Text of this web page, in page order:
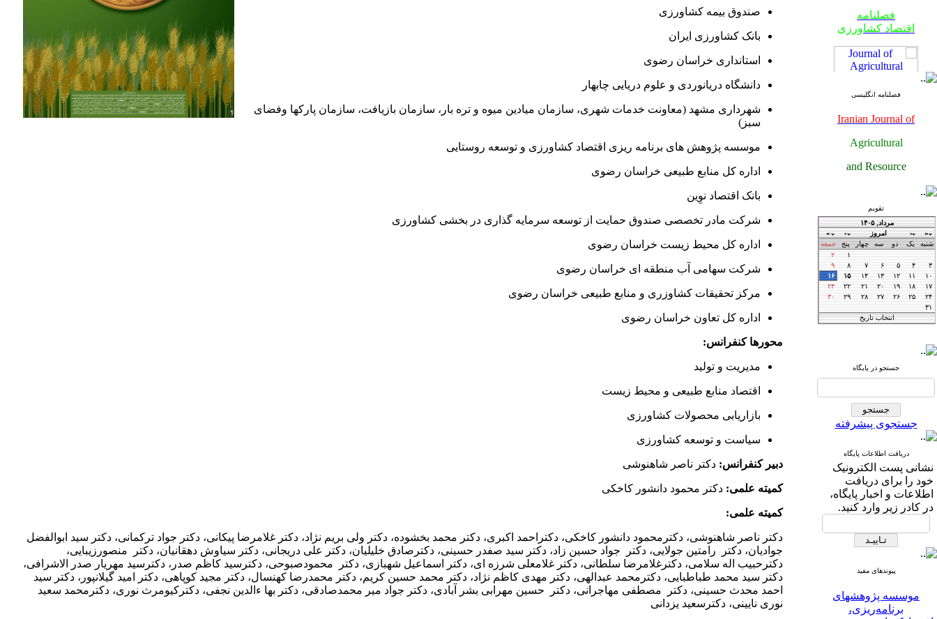
فصلنامه
اقتصاد کشاورزی
اقتصاد کشاورزی
فصلنامه
اقتصاد کشاورزی
فصلنامه
فصلنامه انگلیسی
Iranian Journal of
Agricultural
and Resource
Agricultural
Economics
he International Journal of
Agricultural Managment
and Development
IJAMAD
تقویم
جستجو در پایگاه
جستجوی پیشرفته
دریافت اطلاعات پایگاه
نشانی پست الکترونیک
خود را برای دریافت
اطلاعات و اخبار پایگاه،
در کادر زیر وارد کنید.
پیوندهای مفید
موسسه پژوهشهای
برنامه‌ریزی،
اقتصاد‌کشاورزی و توسعه
صندوق بیمه کشاورزی
بانک کشاورزی ایران
استانداری خراسان رضوی
دانشگاه دریانوردی و علوم دریایی چابهار
شهرداری مشهد (معاونت خدمات شهری، سازمان میادین میوه و تره بار، سازمان بازیافت، سازمان پارکها وفضای
سبز)
موسسه پژوهش های برنامه ریزی اقتصاد کشاورزی و توسعه روستایی
اداره کل منابع طبیعی خراسان رضوی
بانک اقتصاد نوِین
شرکت مادر تخصصی صندوق حمایت از توسعه سرمایه گذاری در بخشی کشاورزی
اداره کل محیط زیست خراسان رضوی
شرکت سهامی آب منطقه ای خراسان رضوی
مرکز تحقیقات کشاوزری و منابع طبیعی خراسان رضوی
اداره کل تعاون خراسان رضوی
محورها کنفرانس:
مدیریت و تولید
اقتصاد منابع طبیعی و محیط زیست
بازاریابی محصولات کشاورزی
سیاست و توسعه کشاورزی
دبیرکنفرانس: دکتر ناصر شاهنوشی
کمیته علمی: دکتر محمود دانشور کاخکی
کمیته علمی:
دکتر ناصر شاهنوشی، دکترمحمود دانشور کاخکی، دکتراحمد اکبری، دکتر محمد بخشوده، دکتر ولی بریم نژاد، دکتر غلامرضا پیکانی، دکتر جواد ترکمانی، دکتر سید ابوالفضل
جوادیان، دکتر رامتین جولایی، دکتر جواد حسین زاد، دکتر سید صفدر حسینی، دکترصادق خلیلیان، دکتر علی دریجانی، دکتر سیاوش دهقانیان، دکتر منصورزیبایی،
دکترحبیب اله سلامی، دکترغلامرضا سلطانی، دکتر غلامعلی شرزه ای، دکتر اسماعیل شهبازی، دکتر محمودصبوحی، دکترسید کاظم صدر، دکترسید مهریار صدر الاشرافی،
دکتر سید محمد طباطبایی، دکترمحمد عبدالهی، دکتر مهدی کاظم نژاد، دکتر محمد حسین کریم، دکتر محمدرضا کهنسال، دکتر مجید کوپاهی، دکتر امید گیلانپور، دکتر سید
احمد محدث حسینی، دکتر مصطفی مهاجرانی، دکتر حسین مهرابی بشر آبادی، دکتر جواد میر محمدصادقی، دکتر بها ءالدین نجفی، دکترکیومرث نوری، دکترمحمد سعید
نوری نایینی، دکترسعید یزدانی